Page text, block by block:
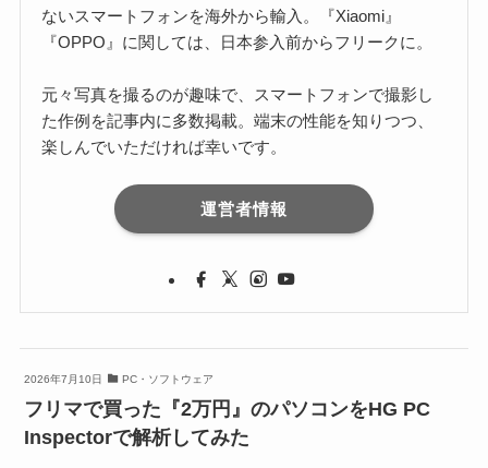
ないスマートフォンを海外から輸入。『Xiaomi』
『OPPO』に関しては、日本参入前からフリークに。
元々写真を撮るのが趣味で、スマートフォンで撮影し
た作例を記事内に多数掲載。端末の性能を知りつつ、
楽しんでいただければ幸いです。
運営者情報
2026年7月10日 PC・ソフトウェア
フリマで買った『2万円』のパソコンをHG PC
Inspectorで解析してみた